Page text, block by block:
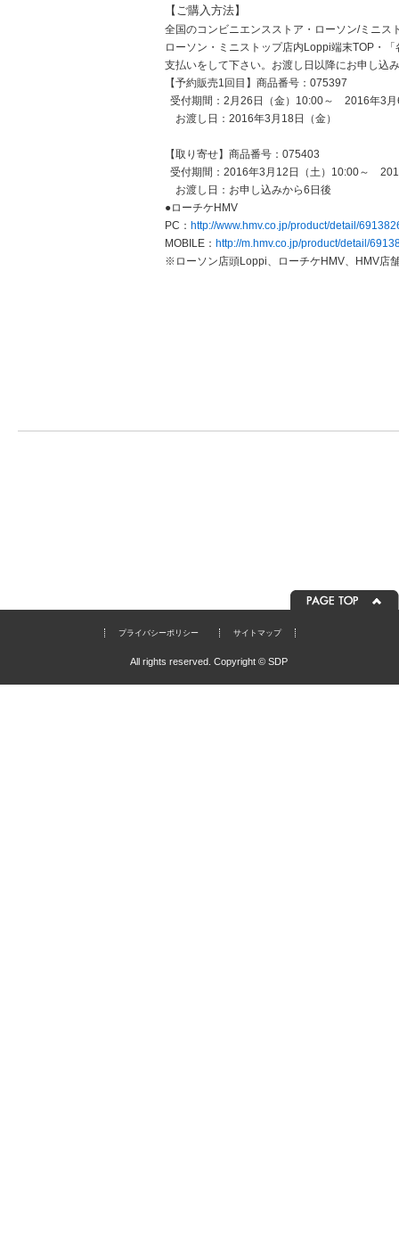
【ご購入方法】
全国のコンビニエンスストア・ローソン/ミニス
ローソン・ミニストップ店内Loppi端末TOP・
支払いをして下さい。お渡し日以降にお申し込
【予約販売1回目】商品番号：075397
受付期間：2月26日（金）10:00～ 2016年3月
お渡し日：2016年3月18日（金）
【取り寄せ】商品番号：075403
受付期間：2016年3月12日（土）10:00～
お渡し日：お申し込みから6日後
●ローチケHMV
PC： http://www.hmv.co.jp/product/detail/
MOBILE： http://m.hmv.co.jp/product/detail/
※ローソン店頭Loppi、ローチケHMV、HMV店
プライバシーポリシー サイトマップ
All rights reserved. Copyright © SDP